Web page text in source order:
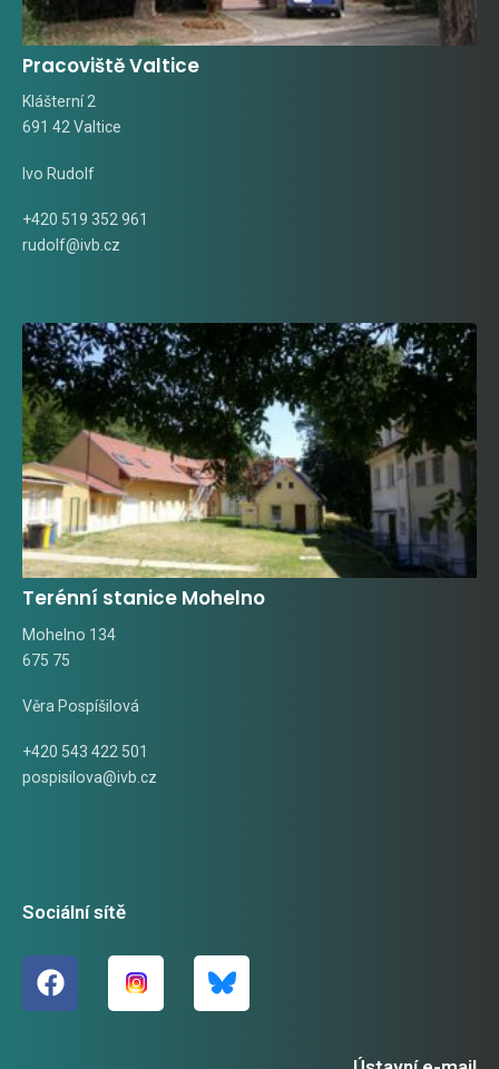
Pracoviště Valtice
Klášterní 2
691 42 Valtice
Ivo Rudolf
+420 519 352 961
rudolf@ivb.cz
Terénní stanice Mohelno
Mohelno 134
675 75
Věra Pospíšilová
+420 543 422 501
pospisilova@ivb.cz
Sociální sítě